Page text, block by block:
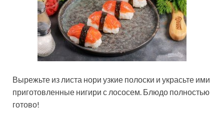
Вырежьте из листа нори узкие полоски и украсьте ими
приготовленные нигири с лососем. Блюдо полностью
готово!